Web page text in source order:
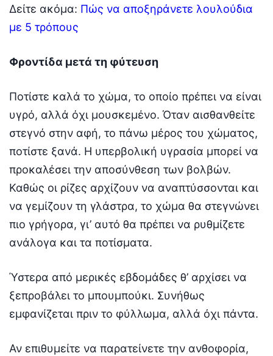
Δείτε ακόμα: Πώς να αποξηράνετε λουλούδια
με 5 τρόπους
Φροντίδα μετά τη φύτευση
Ποτίστε καλά το χώμα, το οποίο πρέπει να είναι
υγρό, αλλά όχι μουσκεμένο. Όταν αισθανθείτε
στεγνό στην αφή, το πάνω μέρος του χώματος,
ποτίστε ξανά. Η υπερβολική υγρασία μπορεί να
προκαλέσει την αποσύνθεση των βολβών.
Καθώς οι ρίζες αρχίζουν να αναπτύσσονται και
να γεμίζουν τη γλάστρα, το χώμα θα στεγνώνει
πιο γρήγορα, γι’ αυτό θα πρέπει να ρυθμίζετε
ανάλογα και τα ποτίσματα.
Ύστερα από μερικές εβδομάδες θ’ αρχίσει να
ξεπροβάλει το μπουμπούκι. Συνήθως
εμφανίζεται πριν το φύλλωμα, αλλά όχι πάντα.
Αν επιθυμείτε να παρατείνετε την ανθοφορία,